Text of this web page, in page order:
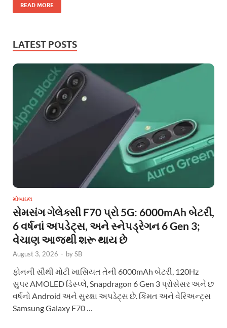
READ MORE
LATEST POSTS
મોબાઇલ
સેમસંગ ગેલેક્સી F70 પ્રો 5G: 6000mAh બેટરી,
6 વર્ષનાં અપડેટ્સ, અને સ્નેપડ્રેગન 6 Gen 3;
વેચાણ આજથી શરૂ થાય છે
August 3, 2026 - bySB
ફોનની સૌથી મોટી ખાસિયત તેની 6000mAh બેટરી, 120Hz
સુપર AMOLED ડિસ્પ્લે, Snapdragon 6 Gen 3 પ્રોસેસર અને છ
વર્ષનો Android અને સુરક્ષા અપડેટ્સ છે. કિંમત અને વેરિઅન્ટ્સ
Samsung Galaxy F70 …